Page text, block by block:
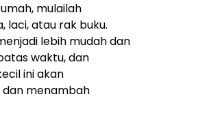
mulailah
laci, atau rak buku.
lebih mudah dan
waktu, dan
ini akan
menambah